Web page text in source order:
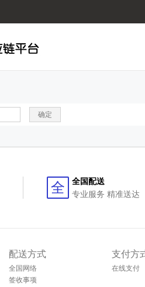
确定
全
全国配送
专业服务 精准送达
配送方式
全国网络
签收事项
支付方
在线支付